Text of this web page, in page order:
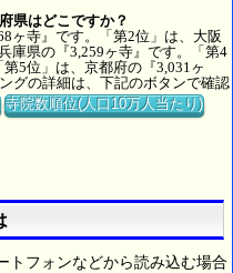
県はどこですか？
ヶ寺』です。「第2位」は、大阪
庫県の『3,259ヶ寺』です。「第4
5位」は、京都府の『3,031ヶ
グの詳細は、下記のボタンで確認
寺院数順位(人口10万人当たり)
トフォンなどから読み込む場合